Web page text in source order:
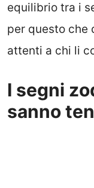
equilibrio tra i
per questo che
attenti a chi li
I segni
sanno